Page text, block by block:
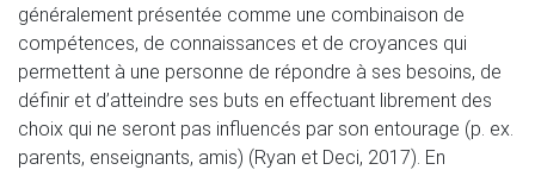
généralement présentée comme une combinaison de
compétences, de connaissances et de croyances qui
permettent à une personne de répondre à ses besoins, de
définir et d’atteindre ses buts en effectuant librement des
choix qui ne seront pas influencés par son entourage (p. ex.
parents, enseignants, amis) (Ryan et Deci, 2017). En